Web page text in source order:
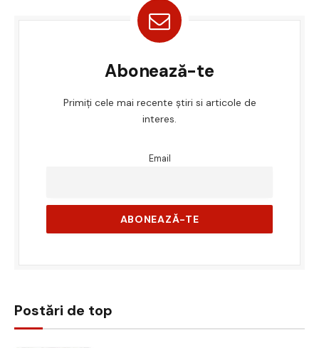
Abonează-te
Primiți cele mai recente știri si articole de
interes.
Email
Postări de top